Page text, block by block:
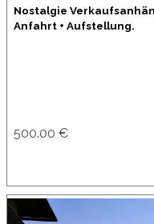
Nostalgie
Anfahrt + Aufstellung.
500.00 €